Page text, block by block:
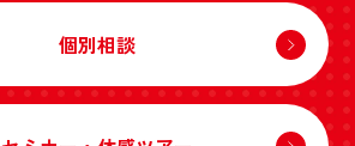
個別相談